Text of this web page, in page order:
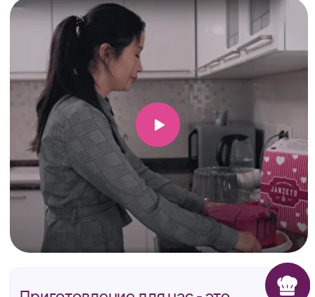
Приготовление для нас - это
настоящий творческий процесс,
в который талантливые пекари и
кондитеры ежедневно вкладывают
свое мастерство и любовь
Мы заботимся о Вашем
здоровье!
Мы готовим различные торты и
пирожные только из натуральных
продуктов. Никаких консервантов,
улучшителей вкуса, ароматических
добавок и другой химии
Мы за натуральность, высокое
пользуются огромной популярностью